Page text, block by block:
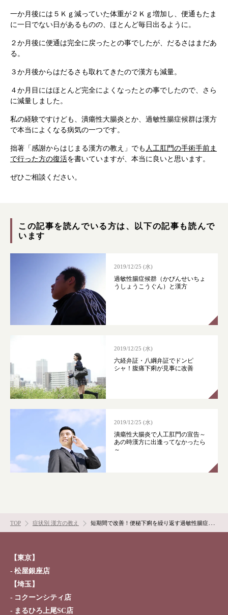
症状別 漢方の教え
店舗を探す
イベント・講座
漢方を知る 皆様からのご質問
採用情報
お問い合わせ
一か月後には５Ｋｇ減っていた体重が２Ｋｇ増加し、便通もたま
に一日でない日があるものの、ほとんど毎日出るように。
２か月後に便通は完全に戻ったとの事でしたが、だるさはまだあ
る。
３か月後からはだるさも取れてきたので漢方も減量。
４か月目にはほとんど完全によくなったとの事でしたので、さら
に減量しました。
私の経験ですけども、潰瘍性大腸炎とか、過敏性腸症候群は漢方
で本当によくなる病気の一つです。
拙著「感謝からはじまる漢方の教え」でも 人工肛門の手術手前ま
で行った方の復活を書いていますが、本当に良いと思います。
ぜひご相談ください。
この記事を読んでいる方は、以下の記事も読んで
います
2019/12/25 (水)
過敏性腸症候群（かびんせいちょ
うしょうこうぐん）と漢方
2019/12/25 (水)
六経弁証・八綱弁証でドンピ
シャ！腹痛下痢が見事に改善
2019/12/25 (水)
潰瘍性大腸炎で人工肛門の宣告～
あの時漢方に出逢ってなかったら
～
TOP 症状別 漢方の教え 短期間で改善！便秘下痢を繰り返す過敏性腸症候群
【東京】
松屋銀座店
【埼玉】
コクーンシティ店
まるひろ上尾SC店